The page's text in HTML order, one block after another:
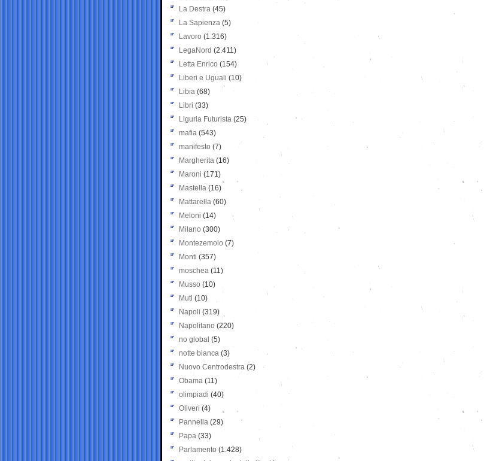
La Destra (45)
La Sapienza (5)
Lavoro (1.316)
LegaNord (2.411)
Letta Enrico (154)
Liberi e Uguali (10)
Libia (68)
Libri (33)
Liguria Futurista (25)
mafia (543)
manifesto (7)
Margherita (16)
Maroni (171)
Mastella (16)
Mattarella (60)
Meloni (14)
Milano (300)
Montezemolo (7)
Monti (357)
moschea (11)
Musso (10)
Muti (10)
Napoli (319)
Napolitano (220)
no global (5)
notte bianca (3)
Nuovo Centrodestra (2)
Obama (11)
olimpiadi (40)
Oliveri (4)
Pannella (29)
Papa (33)
Parlamento (1.428)